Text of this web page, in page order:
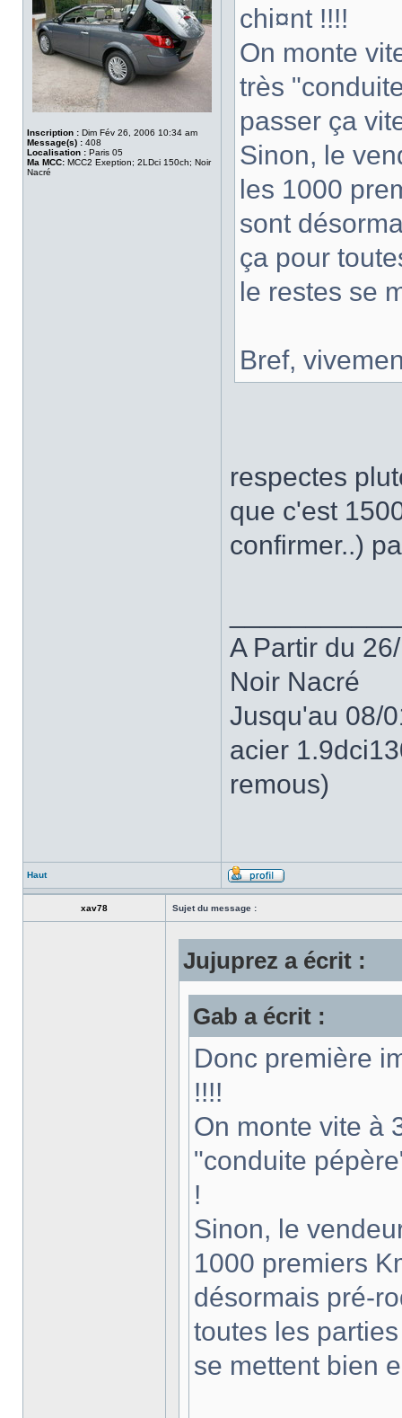
Inscription : Dim Fév 26, 2006 10:34 am
Message(s) : 408
Localisation : Paris 05
Ma MCC: MCC2 Exeption; 2LDci 150ch; Noir
Nacré
chi¤nt !!!!
On monte
très
passer ça
Sinon, le
les 1000
sont
ça pour
le restes se
Bref,
respectes
que c'est
confirmer..)
A Partir du
Noir Nacré
Jusqu'au 08/
acier
remous)
Haut
xav78 Sujet du message :
Jujuprez a écrit :
Gab a écrit :
Donc première
!!!!
On monte vite à
"conduite
!
Sinon, le
1000 premiers
désormais pré-
toutes les
se mettent bien